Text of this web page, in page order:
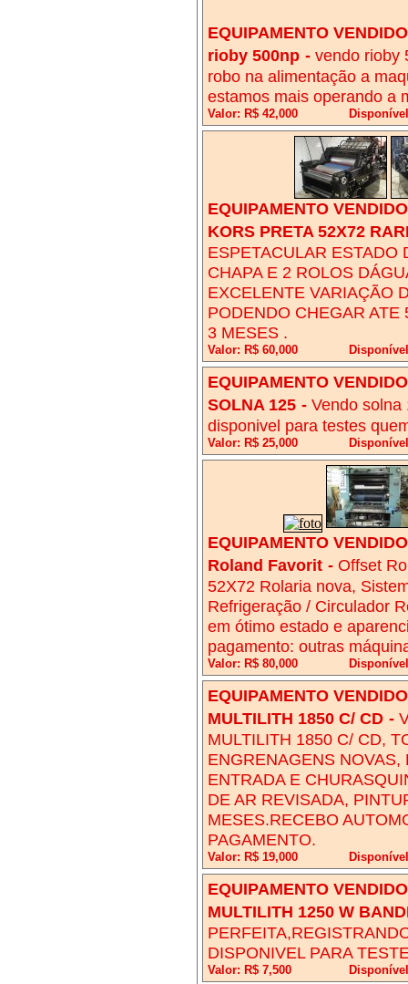
EQUIPAMENTO
rioby 500np - vendo rioby
robo na alimentação a
estamos mais operando a
Valor: R$ 42,000
EQUIPAMENTO
KORS PRETA 52X72
ESPETACULAR ESTADO
CHAPA E 2 ROLOS
EXCELENTE VARIAÇÃO
PODENDO CHEGAR ATE
3 MESES .
Valor: R$ 60,000
EQUIPAMENTO
SOLNA 125 - Vendo solna
disponivel para testes
Valor: R$ 25,000
EQUIPAMENTO
Roland Favorit - Offset
52X72 Rolaria nova,
Refrigeração / Circulador
em ótimo estado e
pagamento: outras
Valor: R$ 80,000
EQUIPAMENTO
MULTILITH 1850 C/ CD -
MULTILITH 1850 C/ CD,
ENGRENAGENS NOVAS,
ENTRADA E
DE AR REVISADA,
MESES.RECEBO
PAGAMENTO.
Valor: R$ 19,000
EQUIPAMENTO
MULTILITH 1250 W
DISPONIVEL PARA
Valor: R$ 7,500